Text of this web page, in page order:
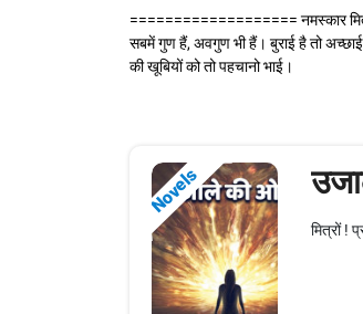
=================== नमस्कार
सबमें गुण हैं, अवगुण भी हैं। बुराई है तो
की खूबियों को तो पहचानो भाई।
Novels
मित्रों !